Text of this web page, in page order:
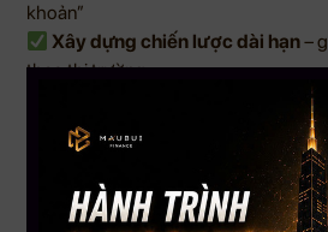
khoản”
Xây dựng chiến lược dài hạn–
theo thị trường
Tránh những sai lầm cơ bản
sách vở không dạy
Tâm lý và kỷ luật giao dịch– yếu
thành bại
Khóa học này không dành cho những